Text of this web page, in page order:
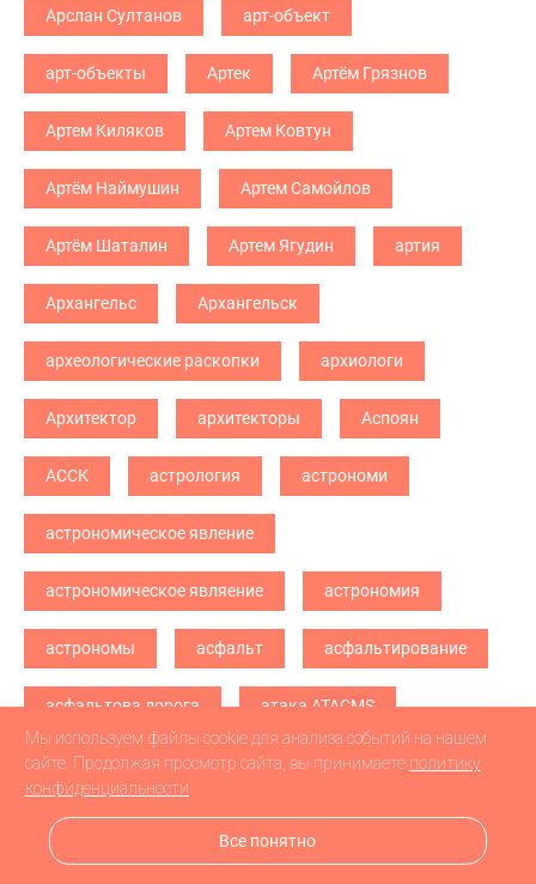
Арслан Султанов арт-объект
арт-объекты Артек Артём Грязнов
Артем Киляков Артем Ковтун
Артём Наймушин Артем Самойлов
Артём Шаталин Артем Ягудин артия
Архангельс Архангельск
археологические раскопки архиологи
Архитектор архитекторы Аспоян
АССК астрология астрономи
астрономическое явление
астрономическое являение астрономия
астрономы асфальт асфальтирование
асфальтова дорога атака ATACMS
атака БПЛА атака дронв атака дронов
атака дронов БПЛА атака дронов\
Мы используем файлы cookie для анализа событий на нашем
сайте. Продолжая просмотр сайта, вы принимаете политику
конфиденциальности
Все понятно